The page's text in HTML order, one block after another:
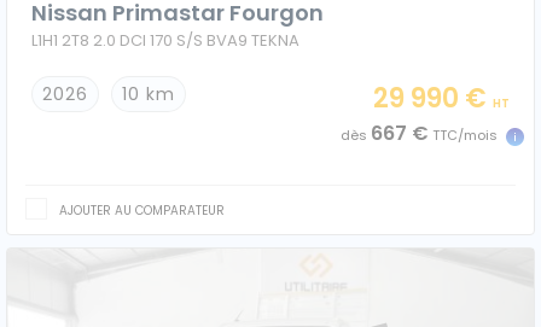
Nissan Primastar Fourgon
L1H1 2T8 2.0 DCI 170 S/S BVA9 TEKNA
2026 10 km 29 990 € HT
dès 667 € TTC/mois
AJOUTER AU COMPARATEUR